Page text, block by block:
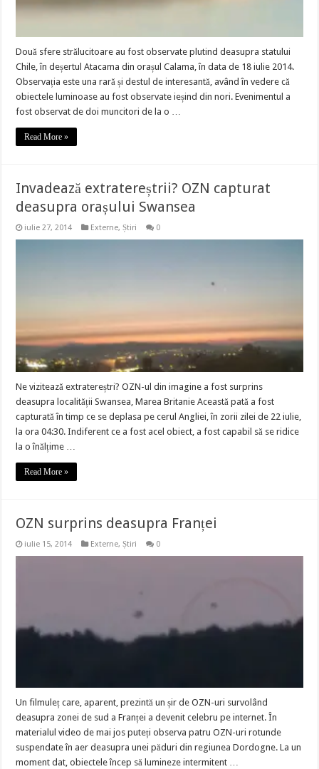
Două sfere strălucitoare au fost observate plutind deasupra statului
Chile, în deșertul Atacama din orașul Calama, în data de 18 iulie 2014.
Observația este una rară și destul de interesantă, având în vedere că
obiectele luminoase au fost observate ieșind din nori. Evenimentul a
fost observat de doi muncitori de la o …
Read More »
Invadează extratereștrii? OZN capturat
deasupra orașului Swansea
iulie 27, 2014 Externe,Știri 0
Ne vizitează extratereștri? OZN-ul din imagine a fost surprins
deasupra localității Swansea, Marea Britanie Această pată a fost
capturată în timp ce se deplasa pe cerul Angliei, în zorii zilei de 22 iulie,
la ora 04:30. Indiferent ce a fost acel obiect, a fost capabil să se ridice
la o înălțime …
Read More »
OZN surprins deasupra Franței
iulie 15, 2014 Externe,Știri 0
Un filmuleț care, aparent, prezintă un șir de OZN-uri survolând
deasupra zonei de sud a Franței a devenit celebru pe internet. În
materialul video de mai jos puteți observa patru OZN-uri rotunde
suspendate în aer deasupra unei păduri din regiunea Dordogne. La un
moment dat, obiectele încep să lumineze intermitent …